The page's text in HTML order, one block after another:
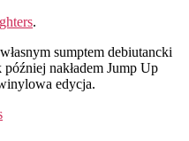
.
sumptem debiutancki
nakładem Jump Up
edycja.